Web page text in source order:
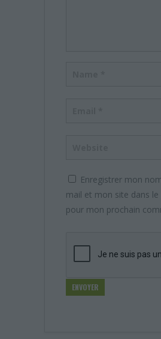
Enregistrer mon
mail et mon site dans
pour mon prochain